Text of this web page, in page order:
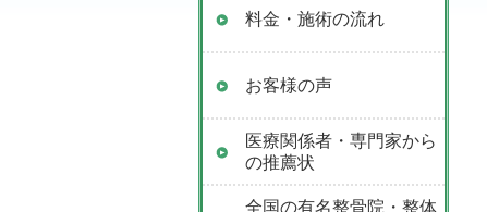
料金・施術の流れ
お客様の声
医療関係者・専門家から
の推薦状
全国の有名整骨院・整体